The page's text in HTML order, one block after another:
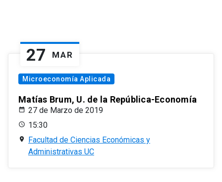
27 MAR
Microeconomía Aplicada
Matías Brum, U. de la República-Economía
27 de Marzo de 2019
15:30
Facultad de Ciencias Económicas y
Administrativas UC